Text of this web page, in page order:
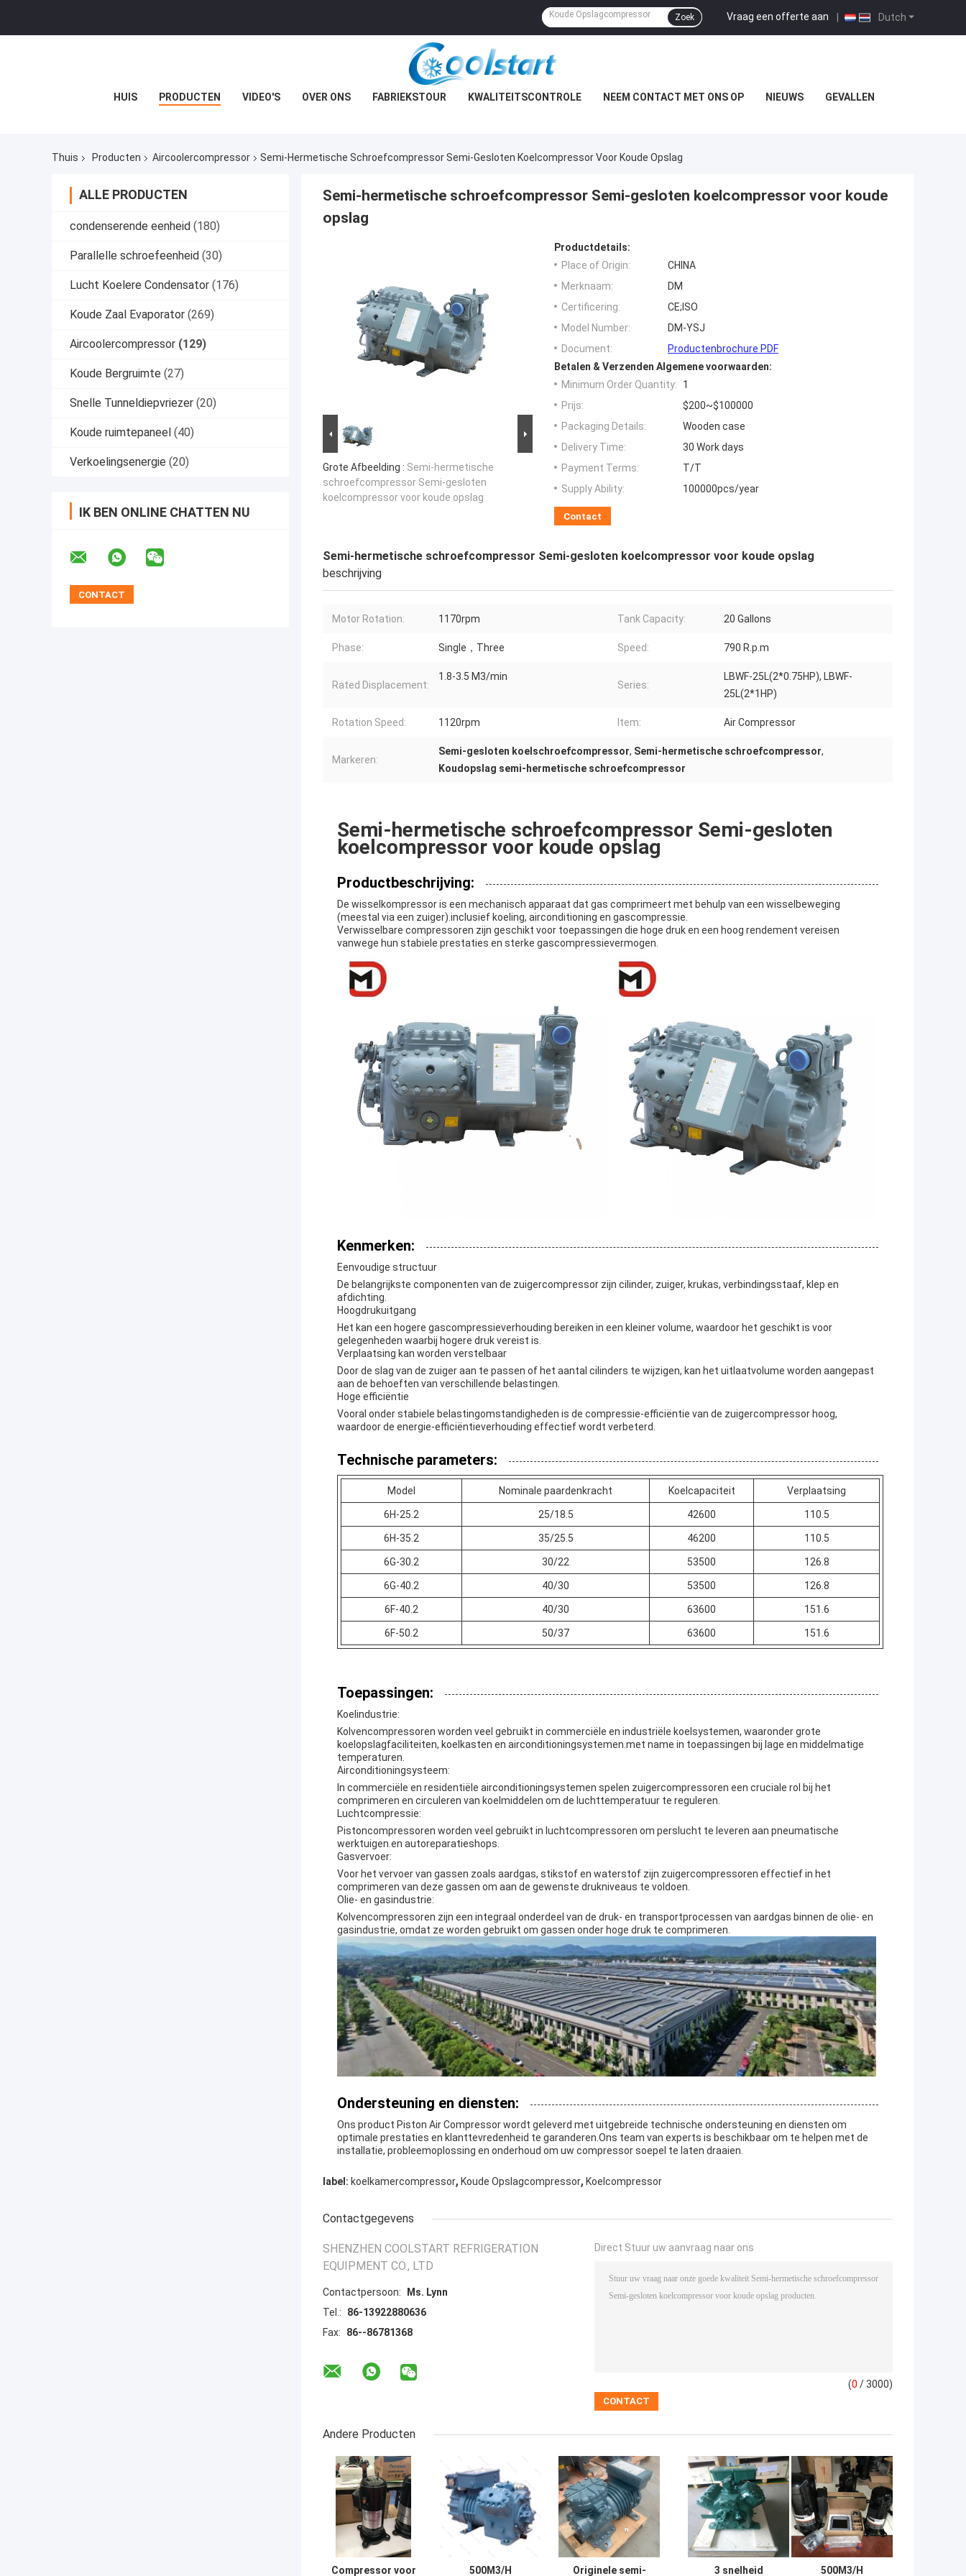
Dutch
Vraag een offerte aan |
Zoek
HUIS PRODUCTEN VIDEO'S OVER ONS FABRIEKSTOUR KWALITEITSCONTROLE NEEM CONTACT MET ONS OP NIEUWS GEVALLEN
Thuis Producten Aircoolercompressor Semi-Hermetische Schroefcompressor Semi-Gesloten Koelcompressor Voor Koude Opslag
ALLE PRODUCTEN
condenserende eenheid (180)
Parallelle schroefeenheid (30)
Lucht Koelere Condensator (176)
Koude Zaal Evaporator (269)
Aircoolercompressor (129)
Koude Bergruimte (27)
Snelle Tunneldiepvriezer (20)
Koude ruimtepaneel (40)
Verkoelingsenergie (20)
IK BEN ONLINE CHATTEN NU
Semi-hermetische schroefcompressor Semi-gesloten koelcompressor voor koude
opslag
Grote Afbeelding : Semi-hermetische
schroefcompressor Semi-gesloten
koelcompressor voor koude opslag
Productdetails:
Place of Origin:
CHINA
Merknaam:
DM
Certificering:
CE;ISO
Model Number:
DM-YSJ
Document:
Productenbrochure PDF
Betalen & Verzenden Algemene voorwaarden:
Minimum Order Quantity:
1
Prijs:
$200~$100000
Packaging Details:
Wooden case
Delivery Time:
30 Work days
Payment Terms:
T/T
Supply Ability:
100000pcs/year
Contact
Semi-hermetische schroefcompressor Semi-gesloten koelcompressor voor koude opslag
beschrijving
Motor Rotation: 1170rpm Tank Capacity: 20 Gallons
Phase: Single，Three Speed: 790 R.p.m
Rated Displacement:
1.8-3.5 M3/min
Series:
LBWF-25L(2*0.75HP), LBWF-
25L(2*1HP)
Rotation Speed: 1120rpm Item: Air Compressor
Markeren:
Semi-gesloten koelschroefcompressor, Semi-hermetische schroefcompressor,
Koudopslag semi-hermetische schroefcompressor
Semi-hermetische schroefcompressor Semi-gesloten
koelcompressor voor koude opslag
Productbeschrijving:
De wisselkompressor is een mechanisch apparaat dat gas comprimeert met behulp van een wisselbeweging
(meestal via een zuiger).inclusief koeling, airconditioning en gascompressie.
Verwisselbare compressoren zijn geschikt voor toepassingen die hoge druk en een hoog rendement vereisen
vanwege hun stabiele prestaties en sterke gascompressievermogen.
Kenmerken:
Eenvoudige structuur
De belangrijkste componenten van de zuigercompressor zijn cilinder, zuiger, krukas, verbindingsstaaf, klep en
afdichting.
Hoogdrukuitgang
Het kan een hogere gascompressieverhouding bereiken in een kleiner volume, waardoor het geschikt is voor
gelegenheden waarbij hogere druk vereist is.
Verplaatsing kan worden verstelbaar
Door de slag van de zuiger aan te passen of het aantal cilinders te wijzigen, kan het uitlaatvolume worden aangepast
aan de behoeften van verschillende belastingen.
Hoge efficiëntie
Vooral onder stabiele belastingomstandigheden is de compressie-efficiëntie van de zuigercompressor hoog,
waardoor de energie-efficiëntieverhouding effectief wordt verbeterd.
Technische parameters:
Model Nominale paardenkracht Koelcapaciteit Verplaatsing
6H-25.2 25/18.5 42600 110.5
6H-35.2 35/25.5 46200 110.5
6G-30.2 30/22 53500 126.8
6G-40.2 40/30 53500 126.8
6F-40.2 40/30 63600 151.6
6F-50.2 50/37 63600 151.6
Toepassingen:
Koelindustrie:
Kolvencompressoren worden veel gebruikt in commerciële en industriële koelsystemen, waaronder grote
koelopslagfaciliteiten, koelkasten en airconditioningsystemen.met name in toepassingen bij lage en middelmatige
temperaturen.
Airconditioningsysteem:
In commerciële en residentiële airconditioningsystemen spelen zuigercompressoren een cruciale rol bij het
comprimeren en circuleren van koelmiddelen om de luchttemperatuur te reguleren.
Luchtcompressie:
Pistoncompressoren worden veel gebruikt in luchtcompressoren om perslucht te leveren aan pneumatische
werktuigen.en autoreparatieshops.
Gasvervoer:
Voor het vervoer van gassen zoals aardgas, stikstof en waterstof zijn zuigercompressoren effectief in het
comprimeren van deze gassen om aan de gewenste drukniveaus te voldoen.
Olie- en gasindustrie:
Kolvencompressoren zijn een integraal onderdeel van de druk- en transportprocessen van aardgas binnen de olie- en
gasindustrie, omdat ze worden gebruikt om gassen onder hoge druk te comprimeren.
Ondersteuning en diensten:
Ons product Piston Air Compressor wordt geleverd met uitgebreide technische ondersteuning en diensten om
optimale prestaties en klanttevredenheid te garanderen.Ons team van experts is beschikbaar om te helpen met de
installatie, probleemoplossing en onderhoud om uw compressor soepel te laten draaien.
label: koelkamercompressor, Koude Opslagcompressor, Koelcompressor
Contactgegevens
SHENZHEN COOLSTART REFRIGERATION
EQUIPMENT CO., LTD
Contactpersoon:
Ms. Lynn
Tel.:
86-13922880636
Fax:
86--86781368
Direct Stuur uw aanvraag naar ons
(0 / 3000)
Andere Producten
Compressor voor 500M3/H Originele semi- 3 snelheid 500M3/H